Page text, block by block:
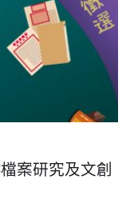
案研究及文創